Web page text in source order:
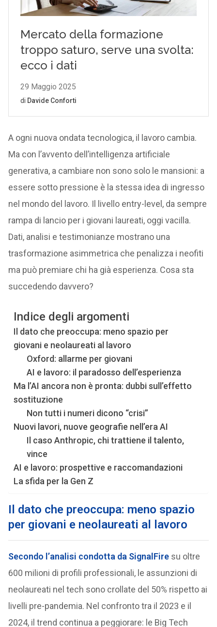
A ogni nuova ondata tecnologica, il lavoro cambia.
Ma con l’avvento dell’intelligenza artificiale
generativa, a cambiare non sono solo le mansioni: a
essere sotto pressione è la stessa idea di ingresso
nel mondo del lavoro. Il livello entry-level, da sempre
rampa di lancio per i giovani laureati, oggi vacilla.
Dati, analisi e testimonianze mostrano una
trasformazione asimmetrica che penalizza i neofiti
ma può premiare chi ha già esperienza. Cosa sta
succedendo davvero?
Indice degli argomenti
Il dato che preoccupa: meno spazio per
giovani e neolaureati al lavoro
Oxford: allarme per giovani
AI e lavoro: il paradosso dell’esperienza
Ma l’AI ancora non è pronta: dubbi sull’effetto
sostituzione
Non tutti i numeri dicono “crisi”
Nuovi lavori, nuove geografie nell’era AI
Il caso Anthropic, chi trattiene il talento,
vince
AI e lavoro: prospettive e raccomandazioni
La sfida per la Gen Z
Il dato che preoccupa: meno spazio
per giovani e neolaureati al lavoro
Secondo l’analisi condotta da SignalFire su oltre
600 milioni di profili professionali, le assunzioni di
neolaureati nel tech sono crollate del 50% rispetto ai
livelli pre-pandemia. Nel confronto tra il 2023 e il
2024, il trend continua a peggiorare: le Big Tech